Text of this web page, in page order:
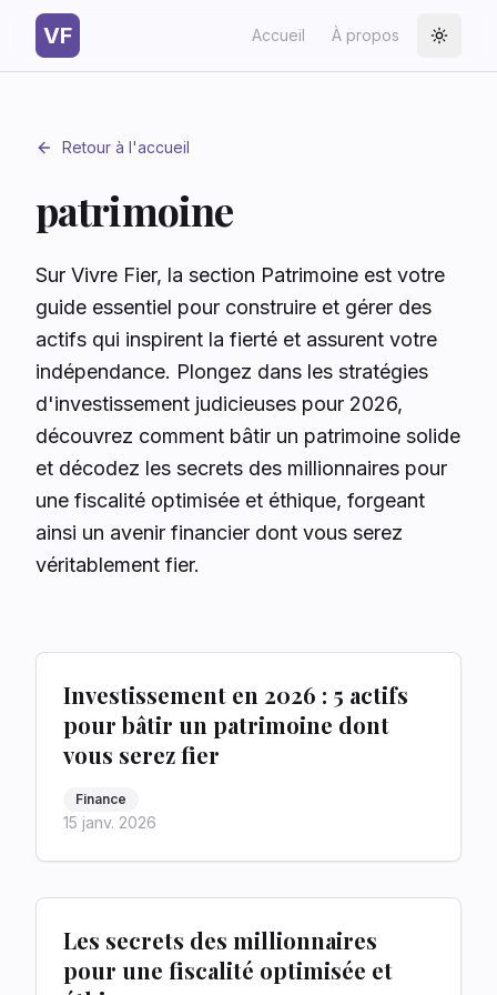
VF Accueil À propos Toggle
Retour à l'accueil
patrimoine
Sur Vivre Fier, la section Patrimoine est votre
guide essentiel pour construire et gérer des
actifs qui inspirent la fierté et assurent votre
indépendance. Plongez dans les stratégies
d'investissement judicieuses pour 2026,
découvrez comment bâtir un patrimoine solide
et décodez les secrets des millionnaires pour
une fiscalité optimisée et éthique, forgeant
ainsi un avenir financier dont vous serez
véritablement fier.
Investissement en 2026 : 5 actifs
pour bâtir un patrimoine dont
vous serez fier
Finance
15 janv. 2026
Les secrets des millionnaires
pour une fiscalité optimisée et